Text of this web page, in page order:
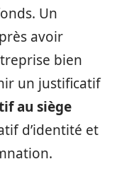
Un
avoir
bien
un justificatif
au siège
d’identité et